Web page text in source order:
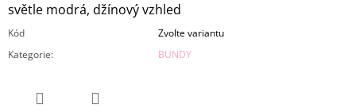
světle modrá, džínový vzhled
Kód
Zvolte variantu
Kategorie: BUNDY